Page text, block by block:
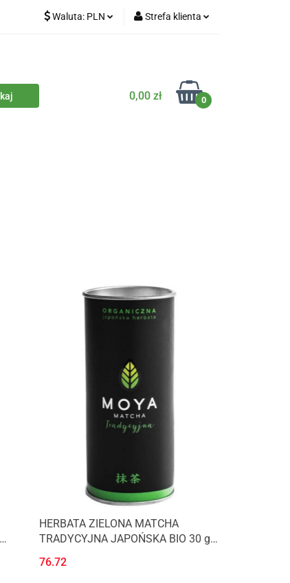
Waluta: PLN Strefa klienta
Dodaj zgłoszenie
0,00 zł 0
HERBATA ZIELONA MATCHA
TRADYCYJNA JAPOŃSKA BIO 30 g -
76.72